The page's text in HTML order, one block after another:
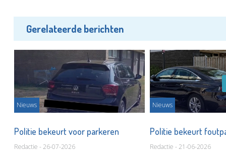
Gerelateerde berichten
Nieuws
Politie bekeurt voor parkeren
Redactie - 26-07-2026
Nieuws
Politie bekeurt
Redactie - 21-06-2026